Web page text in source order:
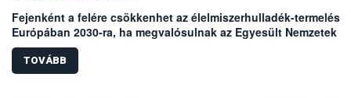
Fejenként a felére csökkenhet az élelmiszerhulladék-termelés
Európában 2030-ra, ha megvalósulnak az Egyesült Nemzetek
Szervezetének Élelmezésügyi és Mezőgazdasági Szervezete
és az Európai Unió új szándéknyilatkozatában kitűzött célok. A
nemzetközi akcióhoz a NÉBIH is csatlakozott a „Maradék
TOVÁBB